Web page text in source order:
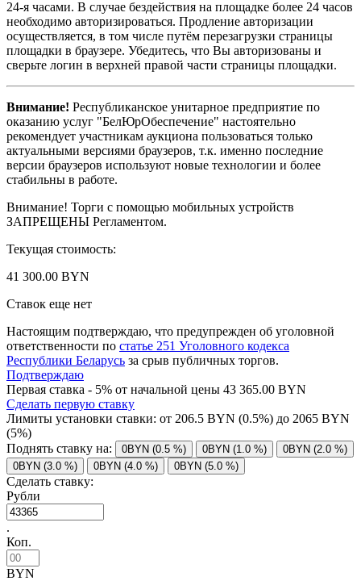
24-я часами. В случае бездействия на площадке более 24 часов
необходимо авторизироваться. Продление авторизации
осуществляется, в том числе путём перезагрузки страницы
площадки в браузере. Убедитесь, что Вы авторизованы и
сверьте логин в верхней правой части страницы площадки.
Внимание! Республиканское унитарное предприятие по
оказанию услуг "БелЮрОбеспечение" настоятельно
рекомендует участникам аукциона пользоваться только
актуальными версиями браузеров, т.к. именно последние
версии браузеров используют новые технологии и более
стабильны в работе.
Внимание! Торги с помощью мобильных устройств
ЗАПРЕЩЕНЫ Регламентом.
Текущая стоимость:
41 300.00 BYN
Ставок еще нет
Настоящим подтверждаю, что предупрежден об уголовной
ответственности по статье 251 Уголовного кодекса
Республики Беларусь за срыв публичных торгов.
Подтверждаю
Первая ставка - 5% от начальной цены 43 365.00 BYN
Сделать первую ставку
Лимиты установки ставки: от 206.5 BYN (0.5%) до 2065 BYN
(5%)
Поднять ставку на:
0BYN (0.5 %) 0BYN (1.0 %)
0BYN (2.0 %)
0BYN (3.0 %)
0BYN (4.0 %) 0BYN (5.0 %)
Сделать ставку:
Рубли
.
Коп.
BYN